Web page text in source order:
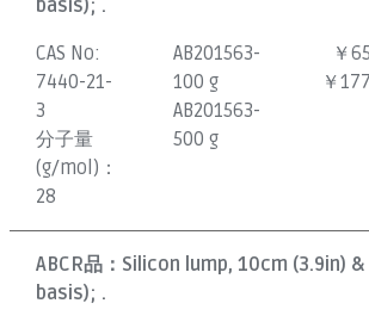
basis); .
CAS No:
7440-21-
3
分子量
(g/mol)：
28
AB201563-
100 g
AB201563-
500 g
￥
￥
ABCR品： Silicon lump, 10cm (3.9in)
basis); .